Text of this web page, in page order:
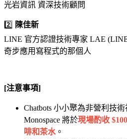
光岩資訊 資深技術顧問
2️⃣ 陳佳新
LINE 官方認證技術專家 LAE
奇步應用寫程式的那個人
[注意事項]
Chatbots 小小聚為非營利技
Monospace 將於現場酌收
啡和茶水。